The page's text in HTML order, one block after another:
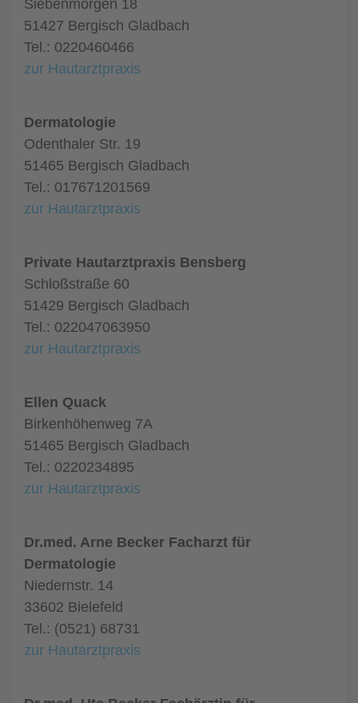
Siebenmorgen 18
51427 Bergisch Gladbach
Tel.: 0220460466
zur Hautarztpraxis
Dermatologie
Odenthaler Str. 19
51465 Bergisch Gladbach
Tel.: 017671201569
zur Hautarztpraxis
Private Hautarztpraxis Bensberg
Schloßstraße 60
51429 Bergisch Gladbach
Tel.: 022047063950
zur Hautarztpraxis
Ellen Quack
Birkenhöhenweg 7A
51465 Bergisch Gladbach
Tel.: 0220234895
zur Hautarztpraxis
Dr.med. Arne Becker Facharzt für
Dermatologie
Niedernstr. 14
33602 Bielefeld
Tel.: (0521) 68731
zur Hautarztpraxis